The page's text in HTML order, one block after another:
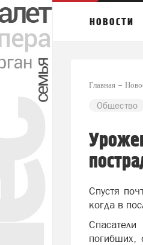
НОВОСТИ
Главная
Общество
Спустя
когда в
погибших,